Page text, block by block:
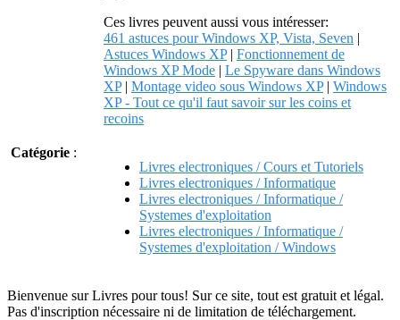
Ces livres peuvent aussi vous intéresser:
461 astuces pour Windows XP, Vista, Seven |
Astuces Windows XP| Fonctionnement de
Windows XP Mode | Le Spyware dans Windows
XP| Montage video sous Windows XP| Windows
XP - Tout ce qu'il faut savoir sur les coins et
recoins
Catégorie :
Livres electroniques / Cours et Tutoriels
Livres electroniques / Informatique
Livres electroniques / Informatique /
Systemes d'exploitation
Livres electroniques / Informatique /
Systemes d'exploitation / Windows
Bienvenue sur Livres pour tous! Sur ce site, tout est gratuit et légal.
Pas d'inscription nécessaire ni de limitation de téléchargement.